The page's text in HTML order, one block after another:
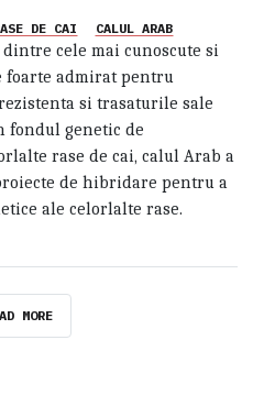
DE CAI CALUL ARAB
cele mai cunoscute si
foarte admirat pentru
si trasaturile sale
fondul genetic de
rase de cai, calul Arab a
de hibridare pentru a
ale celorlalte rase.
MORE